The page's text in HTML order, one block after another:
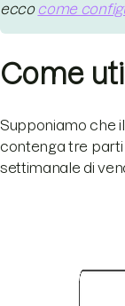
ecco come
Come
Supponiamo che
contenga tre parti
settimanale di